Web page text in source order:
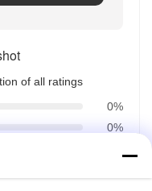
of all ratings
0%
0%